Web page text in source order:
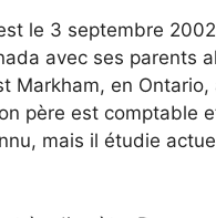
le 3 septembre
avec ses parents
Markham, en
père est comptable
mais il étudie